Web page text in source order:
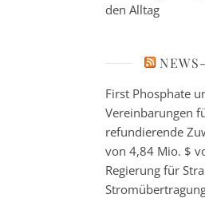
den Alltag
First Phosphate
Vereinbarungen
refundierende
von 4,84 Mio. $
Regierung für